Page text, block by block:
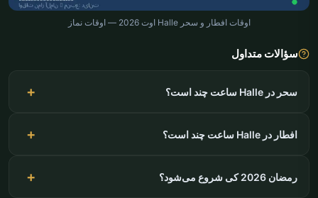
اوقات افطار و سحر Halle اوت 2026 — اوقات نماز
سؤالات متداول
سحر در Halle ساعت چند است؟
افطار در Halle ساعت چند است؟
رمضان 2026 کی شروع می‌شود؟